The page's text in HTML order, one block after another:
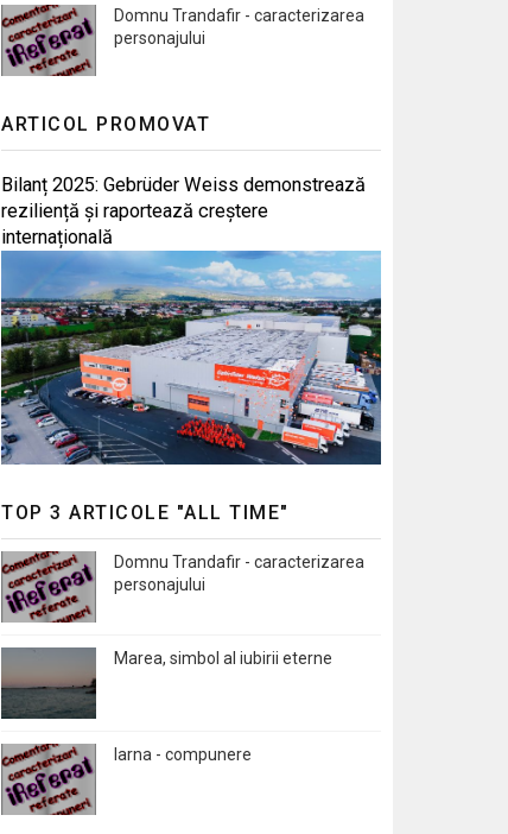
Domnu Trandafir - caracterizarea
personajului
ARTICOL PROMOVAT
Bilanț 2025: Gebrüder Weiss demonstrează
reziliență și raportează creștere
internațională
TOP 3 ARTICOLE "ALL TIME"
Domnu Trandafir - caracterizarea
personajului
Marea, simbol al iubirii eterne
Iarna - compunere